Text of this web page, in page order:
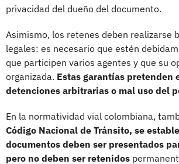
privacidad del dueño del documento.
Asimismo, los retenes deben realizarse
legales: es necesario que estén
que participen varios agentes y que su
organizada. Estas garantías pretenden
detenciones arbitrarias o mal uso del
En la normatividad vial colombiana,
Código Nacional de Tránsito, se
documentos deben ser presentados
pero no deben ser retenidos